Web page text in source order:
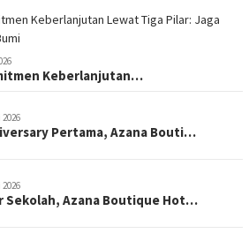
Keberlanjutan…
Pertama, Azana Bouti…
Sekolah, Azana Boutique Hot…